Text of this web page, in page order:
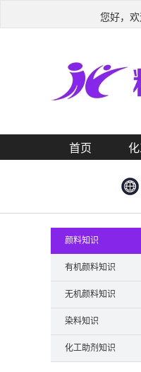
您好，欢
首页
颜料知识
有机颜料知识
无机颜料知识
染料知识
化工助剂知识